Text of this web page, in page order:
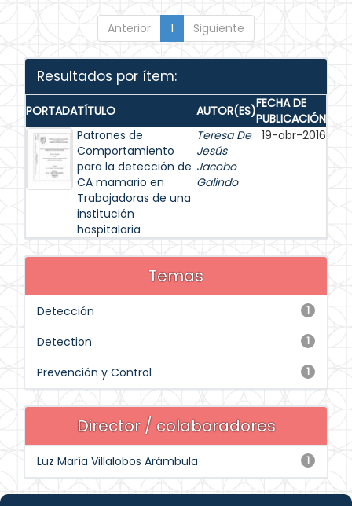
Anterior 1 Siguiente
Resultados por ítem:
PORTADATÍTULO AUTOR(ES)FECHA DE
PUBLICACIÓN
Patrones de
Comportamiento
para la detección de
CA mamario en
Trabajadoras de una
institución
hospitalaria
Teresa De
Jesús
Jacobo
Galindo
19-abr-2016
Temas
1
Detección
1
Detection
1
Prevención y Control
Director / colaboradores
1
Luz María Villalobos Arámbula